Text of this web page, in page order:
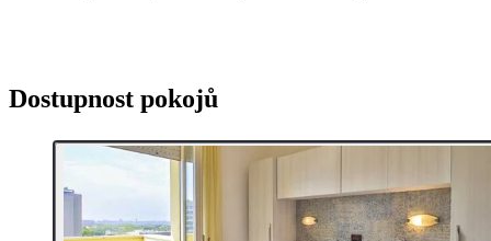
Dostupnost pokojů